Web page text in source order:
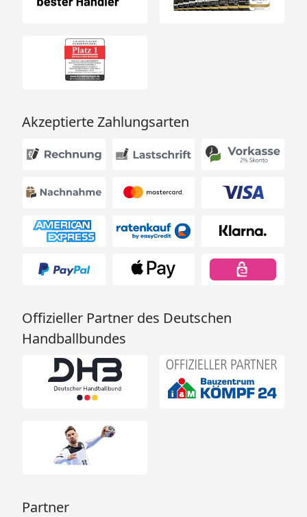
Akzeptierte Zahlungsarten
Offizieller Partner des Deutschen
Handballbundes
Partner